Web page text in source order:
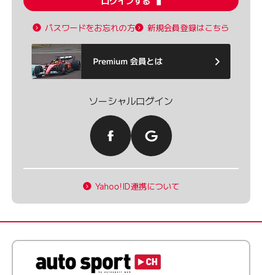
パスワードをお忘れの方 新規会員登録はこちら
ソーシャルログイン
Yahoo!ID連携について